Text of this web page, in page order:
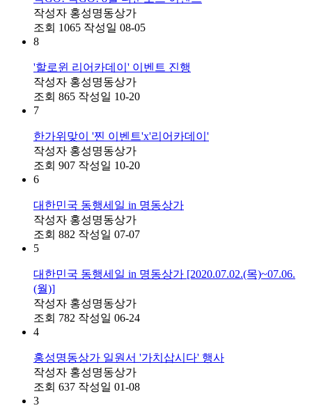
작성자 홍성명동상가
조회 1065 작성일 08-05
8
'할로윈 리어카데이' 이벤트 진행
작성자 홍성명동상가
조회 865 작성일 10-20
7
한가위맞이 '찐 이벤트'x'리어카데이'
작성자 홍성명동상가
조회 907 작성일 10-20
6
대한민국 동행세일 in 명동상가
작성자 홍성명동상가
조회 882 작성일 07-07
5
대한민국 동행세일 in 명동상가 [2020.07.02.(목)~07.06.
(월)]
작성자 홍성명동상가
조회 782 작성일 06-24
4
홍성명동상가 일원서 '가치삽시다' 행사
작성자 홍성명동상가
조회 637 작성일 01-08
3